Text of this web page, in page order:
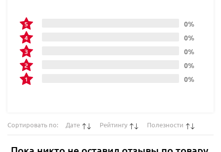
0%
0%
0%
0%
0%
Сортировать по: Дате Рейтингу Полезности